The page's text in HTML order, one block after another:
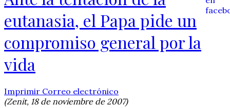
eutanasia, el Papa pide un
compromiso general por la
vida
Imprimir Correo electrónico
(Zenit, 18 de noviembre de 2007)